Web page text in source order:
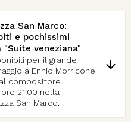
San Marco:
e pochissimi
veneziana"
per il grande
a Ennio Morricone
compositore
21.00 nella
San Marco.